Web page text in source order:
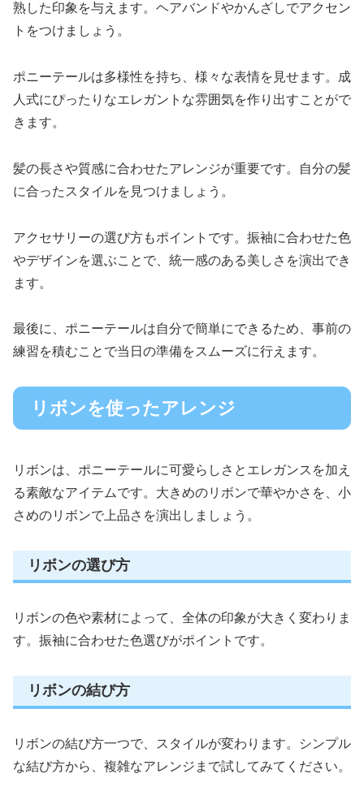
熟した印象を与えます。ヘアバンドやかんざしでアクセン
トをつけましょう。
ポニーテールは多様性を持ち、様々な表情を見せます。成
人式にぴったりなエレガントな雰囲気を作り出すことがで
きます。
髪の長さや質感に合わせたアレンジが重要です。自分の髪
に合ったスタイルを見つけましょう。
アクセサリーの選び方もポイントです。振袖に合わせた色
やデザインを選ぶことで、統一感のある美しさを演出でき
ます。
最後に、ポニーテールは自分で簡単にできるため、事前の
練習を積むことで当日の準備をスムーズに行えます。
リボンを使ったアレンジ
リボンは、ポニーテールに可愛らしさとエレガンスを加え
る素敵なアイテムです。大きめのリボンで華やかさを、小
さめのリボンで上品さを演出しましょう。
リボンの選び方
リボンの色や素材によって、全体の印象が大きく変わりま
す。振袖に合わせた色選びがポイントです。
リボンの結び方
リボンの結び方一つで、スタイルが変わります。シンプル
な結び方から、複雑なアレンジまで試してみてください。